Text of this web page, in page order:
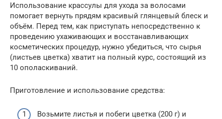
Использование крассулы для ухода за волосами
помогает вернуть прядям красивый глянцевый блеск и
объём. Перед тем, как приступать непосредственно к
проведению ухаживающих и восстанавливающих
косметических процедур, нужно убедиться, что сырья
(листьев цветка) хватит на полный курс, состоящий из
10 ополаскиваний.
Приготовление и использование средства:
Возьмите листья и побеги цветка (200 г) и